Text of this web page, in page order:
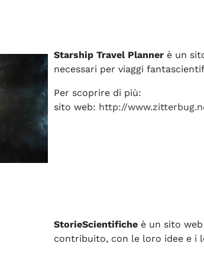
Starship Travel Planner è un
necessari per viaggi
Per scoprire di più:
sito web: http://
StorieScientifiche è un sito
contribuito, con le loro idee e i